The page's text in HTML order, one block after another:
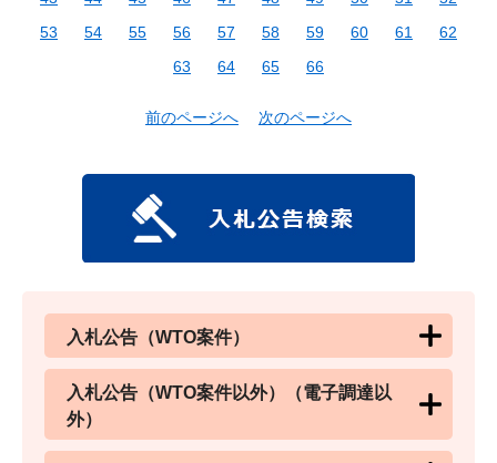
53
54 55 56 57 58 59 60 61
62
63
64 65 66
前のページへ 次のページへ
入札公告（WTO案件）
入札公告（WTO案件以外）（電子調達以
外）